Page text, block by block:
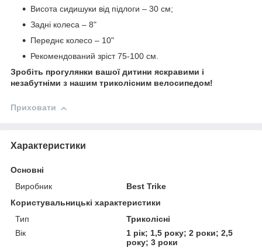
Висота сидишуки від підлоги – 30 см;
Задні колеса – 8"
Переднє колесо – 10"
Рекомендований зріст 75-100 см.
Зробіть прогулянки вашої дитини яскравими і
незабутніми з нашим триколісним велосипедом!
Приховати
Характеристики
Основні
Виробник
Best Trike
Користувальницькі характеристики
Тип
Триколісні
Вік
1 рік; 1,5 року; 2 роки; 2,5
року; 3 роки